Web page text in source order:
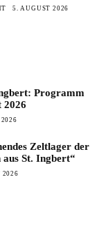
5. AUGUST 2026
Programm
2026
Zeltlager der
aus St. Ingbert“
2026